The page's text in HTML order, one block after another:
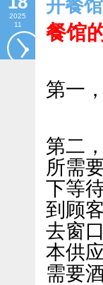
2025
11
开餐
餐馆
第一，
第二
所需
下等
到顾
去窗
本供
需要